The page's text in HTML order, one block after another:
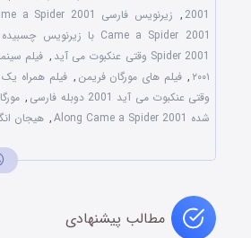
2001
, زیرنویس فارسی Along Came a Spider 2001
Came a Spider 2001 با زیرنویس چسبیده
Spider 2001 وقتی عنکبوت می آید
, فیلم
۲۰۰۱ , فیلم های مورگان فریمن , فیلم همراه یک
وقتی عنکبوت می آید 2001 دوبله فارسی
,
شده Along Came a Spider 2001
, هیجان
مطالب پیشنهادی